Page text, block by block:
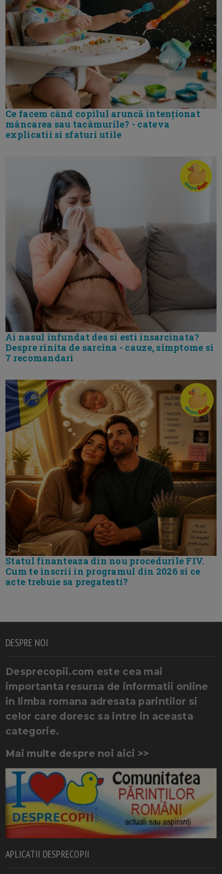
Ce facem când copilul aruncă intenționat
mâncarea sau tacâmurile? - cateva
explicatii si sfaturi utile
Ai nasul infundat des si esti insarcinata?
Despre rinita de sarcina - cauze, simptome si
7 recomandari
Statul finanteaza din nou procedurile FIV.
Cum te inscrii in programul din 2026 si ce
acte trebuie sa pregatesti?
DESPRE NOI
Desprecopii.com este cea mai
importanta resursa de informatii online
in limba romana adresata parintilor si
celor care doresc sa intre in aceasta
categorie.
Mai multe despre noi aici >>
APLICATII DESPRECOPII